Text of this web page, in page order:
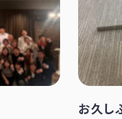
お久し